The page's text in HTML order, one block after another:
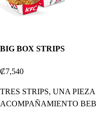
BIG BOX STRIPS
₡7,540
TRES STRIPS, UNA
ACOMPAÑAMIENTO